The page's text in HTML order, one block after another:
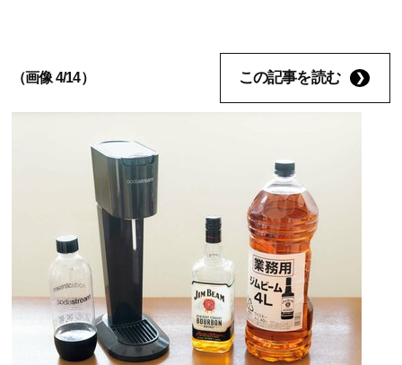
（画像 4/14） この記事を読む